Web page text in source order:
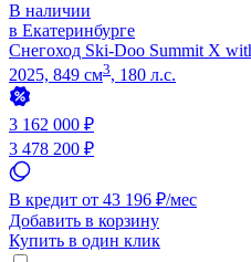
В наличии
в Екатеринбурге
Снегоход Ski-Doo Summit X
2025, 849 см3, 180 л.с.
3 162 000 ₽
3 478 200 ₽
В кредит от 43 196 ₽/мес
Добавить в корзину
Купить в один клик